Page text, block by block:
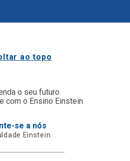
ao topo
o seu futuro.
com o Ensino Einstein.
se a nós
Einstein